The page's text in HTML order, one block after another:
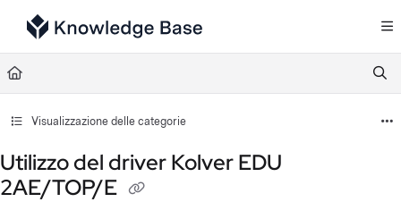
Documentation Index
Fetch the complete documentation index at:
Use this file to discover all available pages before exploring further.
Visualizzazione delle categorie
Utilizzo del driver Kolver EDU
2AE/TOP/E